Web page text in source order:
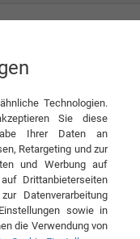
Luxus,
Technologien.
Sie diese
Ihrer Daten an
Retargeting und zur
und Werbung auf
Drittanbieterseiten
Datenverarbeitung
sowie in
die Verwendung von